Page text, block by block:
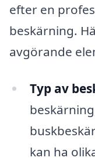
efter en
beskärning.
avgörande
Typ av
kan ha